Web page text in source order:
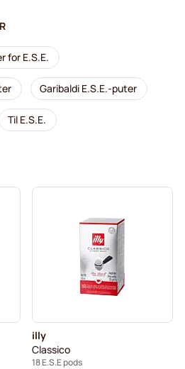
for E.S.E.
Garibaldi E.S.E.-puter
Til E.S.E.
illy
Classico
18 E.S.E pods